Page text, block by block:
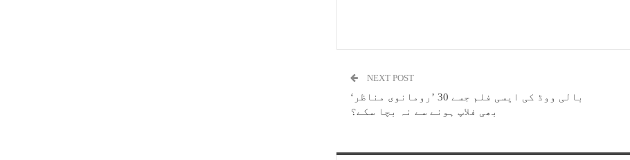
NEXT POST
بالی ووڈ کی ایسی فلم جسے 30 ’رومانوی مناظر‘
بھی فلاپ ہونے سے نہ بچا سکے؟